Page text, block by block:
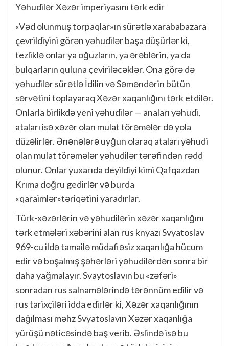
Yəhudilər Xəzər imperiyasını tərk edir
«Vəd olunmuş torpaqlar»ın sürətlə xarababazara
çevrildiyini görən yəhudilər başa düşürlər ki,
tezliklə onlar ya oğuzların, ya ərəblərin, ya da
bulqarların quluna çeviriləcəklər. Ona görə də
yəhudilər sürətlə İdilin və Səməndərin bütün
sərvətini toplayaraq Xəzər xaqanlığını tərk etdilər.
Onlarla birlikdə yeni yəhudilər — anaları yəhudi,
ataları isə xəzər olan mulat törəmələr də yola
düzəlirlər. Ənənələrə uyğun olaraq ataları yəhudi
olan mulat törəmələr yəhudilər tərəfindən rədd
olunur. Onlar yuxarıda deyildiyi kimi Qafqazdan
Krıma doğru gedirlər və burda
«qaraimlər»təriqətini yaradırlar.
Türk-xəzərlərin və yəhudilərin xəzər xaqanlığını
tərk etmələri xəbərini alan rus knyazı Svyatoslav
969-cu ildə tamailə müdafiəsiz xaqanlığa hücum
edir və boşalmış şəhərləri yəhudilərdən sonra bir
daha yağmalayır. Svaytoslavın bu «zəfəri»
sonradan rus salnamələrində tərənnüm edilir və
rus tarixçiləri idda edirlər ki, Xəzər xaqanlığının
dağılması məhz Svyatoslavın Xəzər xaqanlığa
yürüşü nəticəsində baş verib. Əslində isə bu